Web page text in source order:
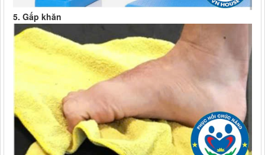
5. Gấp khăn